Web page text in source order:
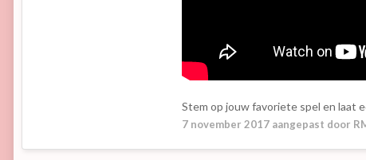
Stem op jouw favoriete spel en laat
7 november 2017 aangepast door